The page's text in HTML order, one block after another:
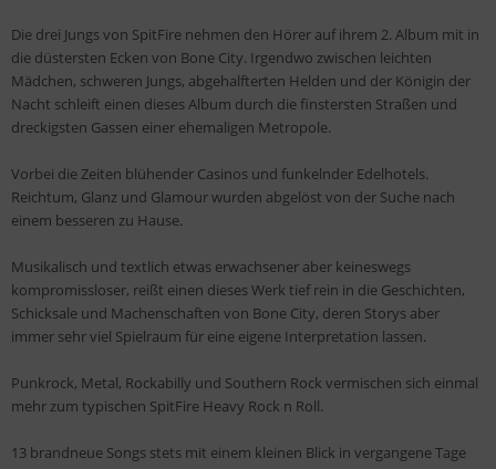
Die drei Jungs von SpitFire nehmen den Hörer auf ihrem 2. Album mit in
die düstersten Ecken von Bone City. Irgendwo zwischen leichten
Mädchen, schweren Jungs, abgehalfterten Helden und der Königin der
Nacht schleift einen dieses Album durch die finstersten Straßen und
dreckigsten Gassen einer ehemaligen Metropole.
Vorbei die Zeiten blühender Casinos und funkelnder Edelhotels.
Reichtum, Glanz und Glamour wurden abgelöst von der Suche nach
einem besseren zu Hause.
Musikalisch und textlich etwas erwachsener aber keineswegs
kompromissloser, reißt einen dieses Werk tief rein in die Geschichten,
Schicksale und Machenschaften von Bone City, deren Storys aber
immer sehr viel Spielraum für eine eigene Interpretation lassen.
Punkrock, Metal, Rockabilly und Southern Rock vermischen sich einmal
mehr zum typischen SpitFire Heavy Rock n Roll.
13 brandneue Songs stets mit einem kleinen Blick in vergangene Tage